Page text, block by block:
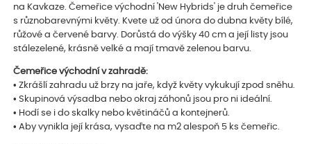
na Kavkaze. Čemeřice východní 'New Hybrids' je druh čemeřice
s různobarevnými květy. Kvete už od února do dubna květy bílé,
růžové a červené barvy. Dorůstá do výšky 40 cm a její listy jsou
stálezelené, krásně velké a mají tmavě zelenou barvu.
Čemeřice východní v zahradě:
• Zkrášlí zahradu už brzy na jaře, když květy vykukují zpod sněhu.
• Skupinová výsadba nebo okraj záhonů jsou pro ni ideální.
• Hodí se i do skalky nebo květináčů a kontejnerů.
• Aby vynikla její krása, vysaďte na m2 alespoň 5 ks čemeřic.